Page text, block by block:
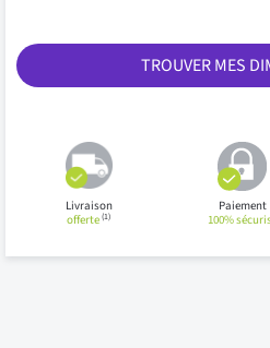
TROUVER MES
Livraison
offerte(1)
Paiement
100%